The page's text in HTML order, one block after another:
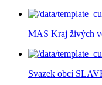
MAS Kraj živých
Svazek obcí